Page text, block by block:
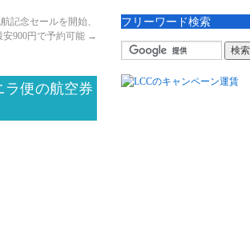
記念セールを開始、
900円で予約可能 →
ラ便の航空券
フリーワード検索